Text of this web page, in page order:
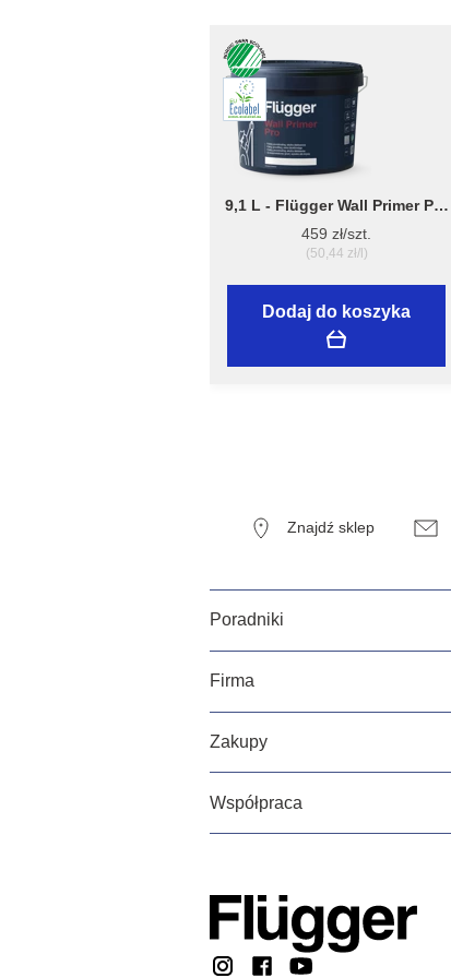
9,1 L - Flügger Wall Primer Pro
- grubopowłokowy grunt,
tworzący matową
powierzchnię
459 zł/szt.
(50,44 zł/l)
Dodaj do koszyka
Znajdź sklep
Poradniki
Firma
Zakupy
Współpraca